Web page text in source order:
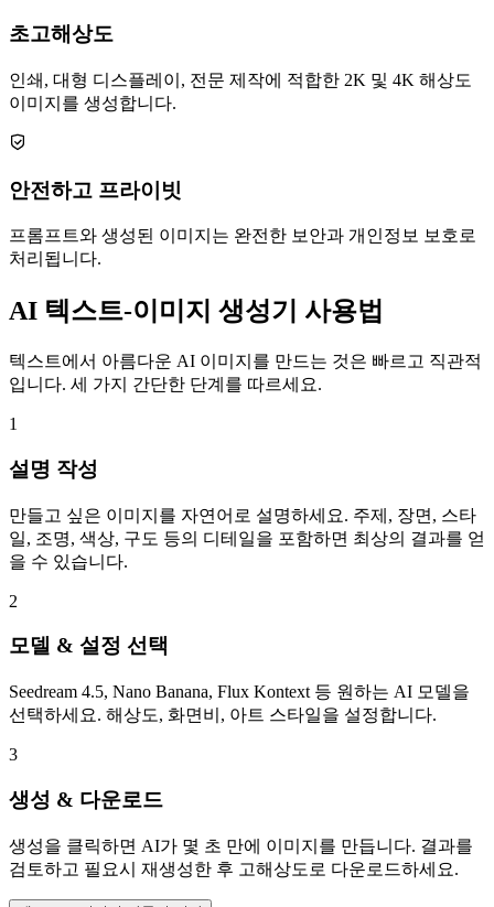
초고해상도
인쇄, 대형 디스플레이, 전문 제작에 적합한 2K 및 4K 해상도
이미지를 생성합니다.
안전하고 프라이빗
프롬프트와 생성된 이미지는 완전한 보안과 개인정보 보호로
처리됩니다.
AI 텍스트-이미지 생성기 사용법
텍스트에서 아름다운 AI 이미지를 만드는 것은 빠르고 직관적
입니다. 세 가지 간단한 단계를 따르세요.
1
설명 작성
만들고 싶은 이미지를 자연어로 설명하세요. 주제, 장면, 스타
일, 조명, 색상, 구도 등의 디테일을 포함하면 최상의 결과를 얻
을 수 있습니다.
2
모델 & 설정 선택
Seedream 4.5, Nano Banana, Flux Kontext 등 원하는 AI 모델을
선택하세요. 해상도, 화면비, 아트 스타일을 설정합니다.
3
생성 & 다운로드
생성을 클릭하면 AI가 몇 초 만에 이미지를 만듭니다. 결과를
검토하고 필요시 재생성한 후 고해상도로 다운로드하세요.